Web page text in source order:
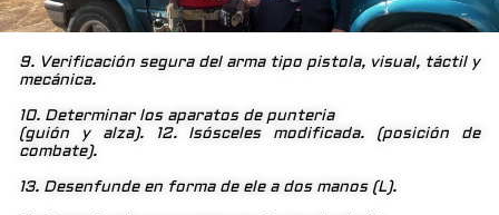
9. Verificación segura del arma tipo pistola, visual, táctil y
mecánica.
10. Determinar los aparatos de punteria
(guión y alza). 12. Isósceles modificada. (posición de
combate).
13. Desenfunde en forma de ele a dos manos (L).